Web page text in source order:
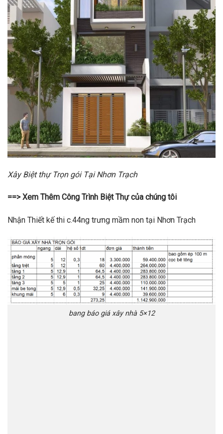
Xây Biệt thự Trọn gói Tại Nhơn Trạch
==> Xem Thêm Công Trình Biệt Thự của chúng tôi
Nhận Thiết kế thi c.44ng trưng mầm non tại Nhơn Trạch
bang báo giá xây nhà 5×12